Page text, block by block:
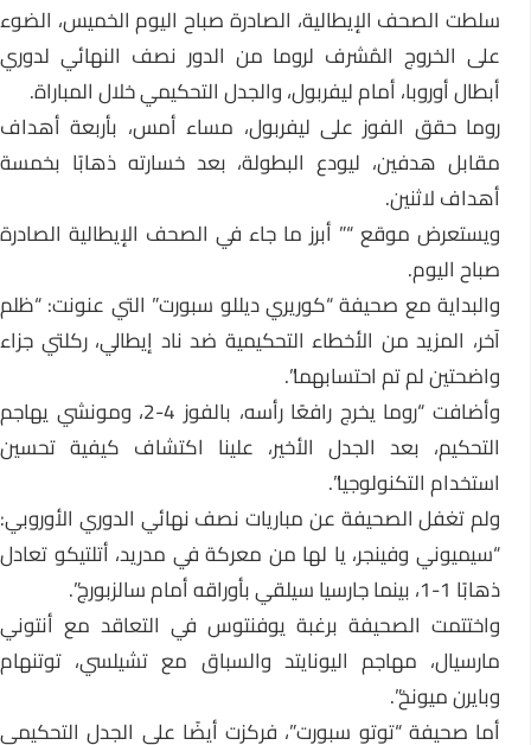
سلطت الصحف الإيطالية، الصادرة صباح اليوم الخميس، الضوء
على الخروج المُشرف لروما من الدور نصف النهائي لدوري
أبطال أوروبا، أمام ليفربول، والجدل التحكيمي خلال المباراة.
روما حقق الفوز على ليفربول، مساء أمس، بأربعة أهداف
مقابل هدفين، ليودع البطولة، بعد خسارته ذهابًا بخمسة
أهداف لاثنين.
ويستعرض موقع “” أبرز ما جاء في الصحف الإيطالية الصادرة
صباح اليوم.
والبداية مع صحيفة “كوريري ديللو سبورت” التي عنونت: “ظلم
آخر، المزيد من الأخطاء التحكيمية ضد ناد إيطالي، ركلتي جزاء
واضحتين لم تم احتسابهما”.
وأضافت “روما يخرج رافعًا رأسه، بالفوز 4-2، ومونشي يهاجم
التحكيم، بعد الجدل الأخير، علينا اكتشاف كيفية تحسين
استخدام التكنولوجيا”.
ولم تغفل الصحيفة عن مباريات نصف نهائي الدوري الأوروبي:
“سيميوني وفينجر، يا لها من معركة في مدريد، أتلتيكو تعادل
ذهابًا 1-1، بينما جارسيا سيلقي بأوراقه أمام سالزبورج”.
واختتمت الصحيفة برغبة يوفنتوس في التعاقد مع أنتوني
مارسيال، مهاجم اليونايتد والسباق مع تشيلسي، توتنهام
وبايرن ميونخ”.
أما صحيفة “توتو سبورت”، فركزت أيضًا على الجدل التحكيمي